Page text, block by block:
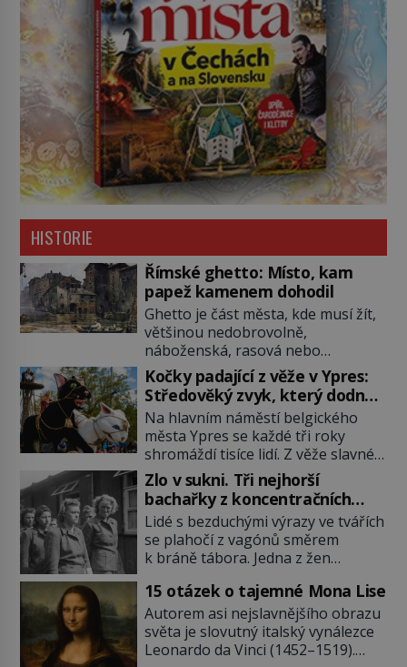
HISTORIE
Římské ghetto: Místo, kam
papež kamenem dohodil
Ghetto je část města, kde musí žít,
většinou nedobrovolně,
náboženská, rasová nebo
národnostní menšina obyvatel.
Bohaté historické zkušenosti mají s
takovým životem Židé. Už od
středověku jsou totiž v každou
chvíli nuceni v nějakém žít. Mezi ty
nejslavnější patří i římské ghetto
založené v roce 1555. Pokud jde o
vztah k Židům, nemá se Řím čím
chlubit. […]
Kočky padající z věže v Ypres:
Středověký zvyk, který dodnes
budí rozpaky
Na hlavním náměstí belgického
města Ypres se každé tři roky
shromáždí tisíce lidí. Z věže slavné
tržnice létají do davu kočky, diváci
jásají a snaží se je chytit. Naštěstí
už nejde o živá zvířata, ale jenom o
plyšové suvenýry. Kdysi to ale bylo
jinak. Tato veselá podívaná
připomíná jeden z nejpodivnějších
a zároveň nejkrutějších zvyků […]
Zlo v sukni. Tři nejhorší
bachařky z koncentračních
táborů
Lidé s bezduchými výrazy ve tvářích
se plahočí z vagónů směrem
k bráně tábora. Jedna z žen
jejich oči se setkají. Místo soucitu
však přichází gesto, které
nebožačku posílá rovnou do
plynové komory. Jména jako Rudolf
15 otázek o tajemné Mona Lise
Autorem asi nejslavnějšího obrazu
světa je slovutný italský vynálezce
Leonardo da Vinci (1452–1519).